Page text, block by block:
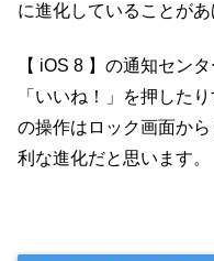
に進化していることがあ
【 iOS 8 】の通知セン
「いいね！」を押した
の操作はロック画面か
利な進化だと思います。